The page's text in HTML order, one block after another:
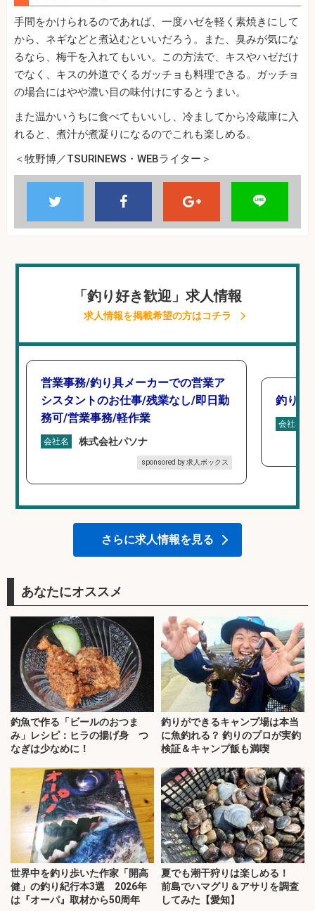
手間をかけられるのであれば、一度ハゼを軽く素焼きにして
から、ネギなどと煮込むといいだろう。また、臭みが気にな
るなら、梅干を入れてもいい。この方法で、キスやハゼだけ
でなく、キスの外道でくるガッチョも料理できる。ガッチョ
の場合にはやや濃い目の味付けにするとうまい。
また温かいうちに食べてもいいし、冷ましてから冷蔵庫に入
れると、煮汁が煮凝りになるのでこれも楽しめる。
＜牧野博／TSURINEWS・WEBライター＞
「釣り好き歓迎」求人情報
求人情報を掲載希望の方はコチラ
営業事務/釣り具メーカーでの営業ア
シスタントのお仕事/残業なし/即日勤
務可/営業事務/軽作業
会社名 株式会社パソナ
sponsored by 求人ボックス
釣り具
会社名
さらに求人情報を見る
あなたにオススメ
釣魚で作る「ビールのおつま
み」レシピ：ヒラの揚げ身 つ
なぎは少なめに！
釣りができるキャンプ場は本当
に魚釣れる？ 釣りのプロが実釣
検証＆キャンプ飯も満喫
世界中を釣り歩いた作家「開高
健」の釣り紀行本3選 2026年
は『オーパ』取材から50周年
夏でも潮干狩りは楽しめる！
前島でハマグリ＆アサリを調査
してみた【愛知】